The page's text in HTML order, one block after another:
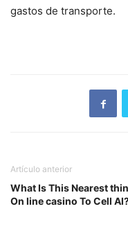
gastos de transporte.
Artículo anterior
What Is This Nearest
On line casino To Cell